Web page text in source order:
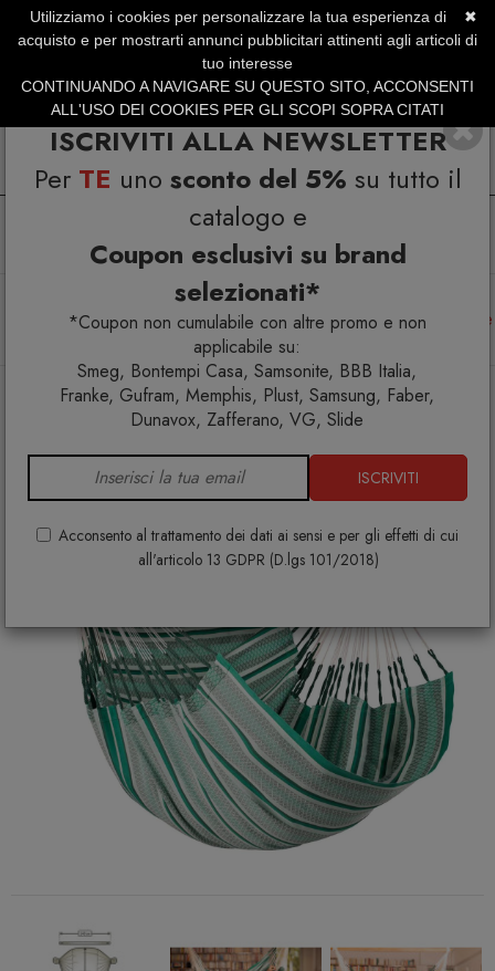
ISCRIVITI ALLA NEWSLETTER
Per TE uno sconto del 5% su tutto il
catalogo e
Coupon esclusivi su brand
selezionati*
*Coupon non cumulabile con altre promo e non
applicabile su:
Smeg, Bontempi Casa, Samsonite, BBB Italia,
Franke, Gufram, Memphis, Plust, Samsung, Faber,
Dunavox, Zafferano, VG, Slide
ISCRIVITI
Acconsento al trattamento dei dati ai sensi e per gli effetti di cui
all'articolo 13 GDPR (D.lgs 101/2018)
SERVIZIO CLIENTI +39.0773.470.562
SUMMER SALES | Fino al 40% di Sconto
Arredo esterno
La Siesta Habana Agave Poltrona sospesa Kingsize in cotone
biologico
✖
Utilizziamo i cookies per personalizzare la tua esperienza di
acquisto e per mostrarti annunci pubblicitari attinenti agli articoli di
tuo interesse
CONTINUANDO A NAVIGARE SU QUESTO SITO, ACCONSENTI
ALL'USO DEI COOKIES PER GLI SCOPI SOPRA CITATI